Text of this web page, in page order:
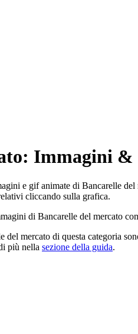
Immagini
e gif animate di Bancarelle
cliccando sulla grafica.
di Bancarelle del mercato
del mercato di questa categoria
più nella sezione della guida.